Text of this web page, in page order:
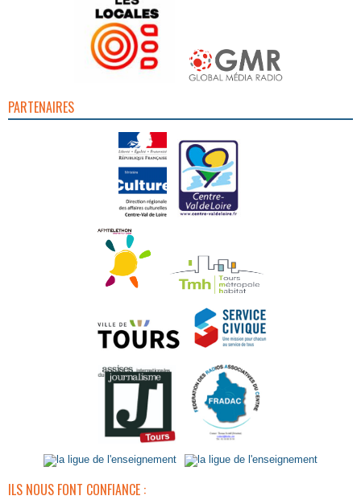
PARTENAIRES
ILS NOUS FONT CONFIANCE :